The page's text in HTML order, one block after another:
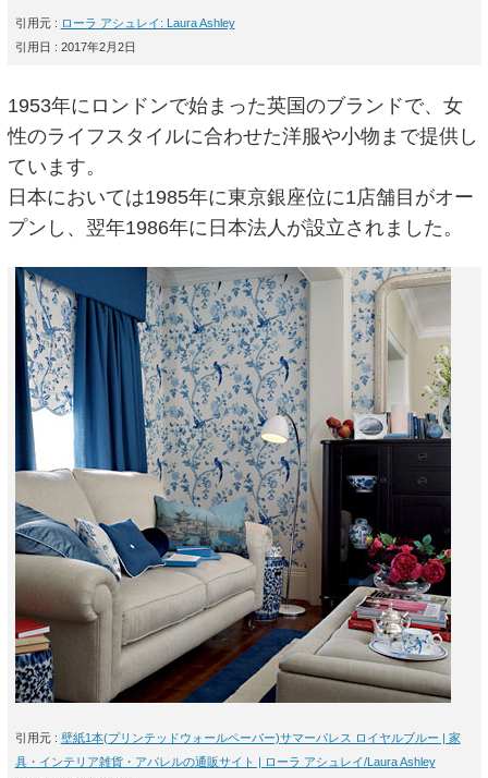
引用元 : ローラ アシュレイ: Laura Ashley
引用日 : 2017年2月2日
1953年にロンドンで始まった英国のブランドで、女
性のライフスタイルに合わせた洋服や小物まで提供し
ています。
日本においては1985年に東京銀座位に1店舗目がオー
プンし、翌年1986年に日本法人が設立されました。
引用元 : 壁紙1本(プリンテッドウォールペーパー)サマーパレス ロイヤルブルー | 家
具・インテリア雑貨・アパレルの通販サイト | ローラ アシュレイ/Laura Ashley